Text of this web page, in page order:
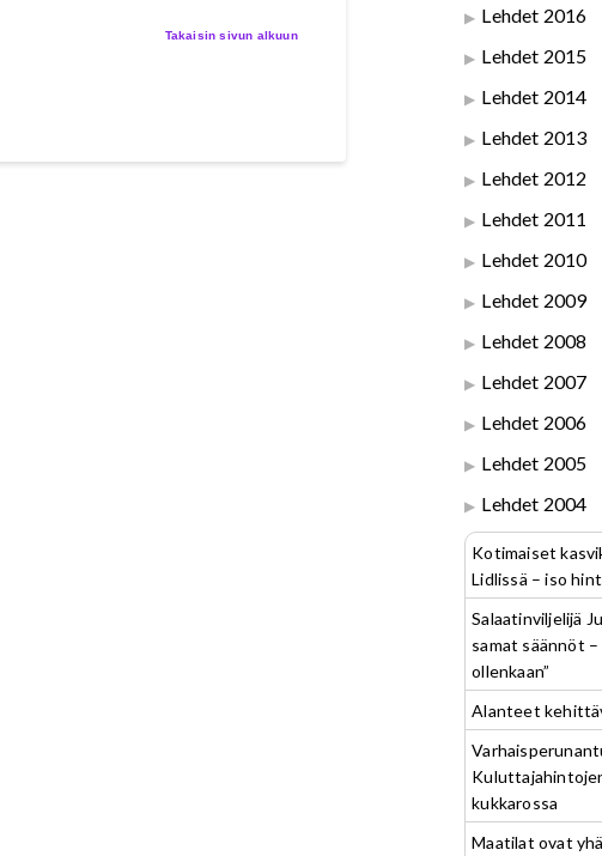
Takaisin sivun alkuun
Lehdet 2016
Lehdet 2015
Lehdet 2014
Lehdet 2013
Lehdet 2012
Lehdet 2011
Lehdet 2010
Lehdet 2009
Lehdet 2008
Lehdet 2007
Lehdet 2006
Lehdet 2005
Lehdet 2004
Kotimaiset
Lidlissä – iso
Salaatinviljelijä
samat säännöt
ollenkaan”
Alanteet
kukkarossa
Maatilat ovat